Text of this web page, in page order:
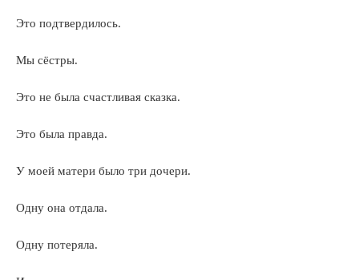
Это подтвердилось.
Мы сёстры.
Это не была счастливая сказка.
Это была правда.
У моей матери было три дочери.
Одну она отдала.
Одну потеряла.